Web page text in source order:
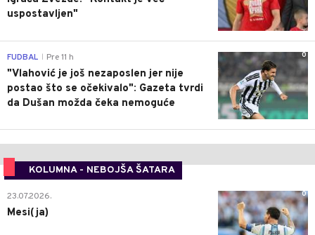
uspostavljen"
0
FUDBAL Pre 11 h
"Vlahović je još nezaposlen jer nije
postao što se očekivalo": Gazeta tvrdi
da Dušan možda čeka nemoguće
KOLUMNA - NEBOJŠA ŠATARA
0
23.07.2026.
Mesi(ja)